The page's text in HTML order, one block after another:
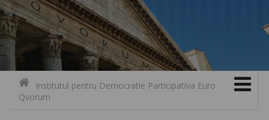
Contact
Skip to content
Institutul pentru Democratie Participativa Euro
Qvorum